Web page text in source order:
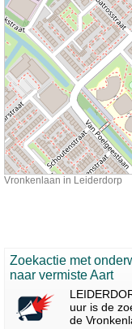
Vronkenlaan in Leiderdorp
Zoekactie met
naar vermiste Aart
uur is de
de